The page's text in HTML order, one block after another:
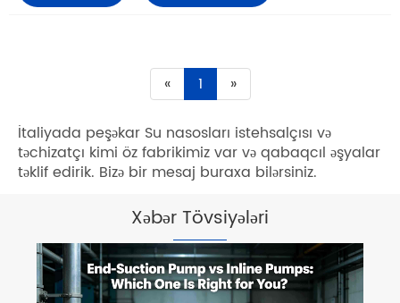
« 1 »
İtaliyada peşəkar Su nasosları istehsalçısı və
təchizatçı kimi öz fabrikimiz var və qabaqcıl əşyalar
təklif edirik. Bizə bir mesaj buraxa bilərsiniz.
Xəbər Tövsiyələri